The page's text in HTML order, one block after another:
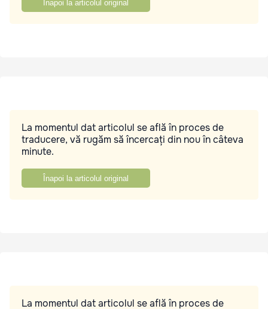
Înapoi la articolul original
La momentul dat articolul se află în proces de
traducere, vă rugăm să încercați din nou în câteva
minute.
Înapoi la articolul original
La momentul dat articolul se află în proces de